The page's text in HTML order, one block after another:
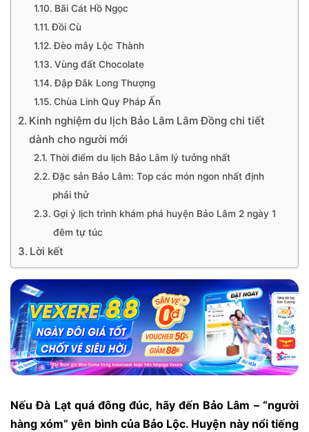
Bãi Cát Hồ Ngọc
Đồi Cù
Đèo mây Lộc Thành
Vùng đất Chocolate
Đập Đắk Long Thượng
Chùa Linh Quy Pháp Ấn
Kinh nghiệm du lịch Bảo Lâm Lâm Đồng chi tiết
dành cho người mới
Thời điểm du lịch Bảo Lâm lý tưởng nhất
Đặc sản Bảo Lâm: Top các món ngon nhất định
phải thử
Gợi ý lịch trình khám phá huyện Bảo Lâm 2 ngày 1
đêm tự túc
Lời kết
Nếu Đà Lạt quá đông đúc, hãy đến Bảo Lâm – “người
hàng xóm” yên bình của Bảo Lộc. Huyện này nổi tiếng